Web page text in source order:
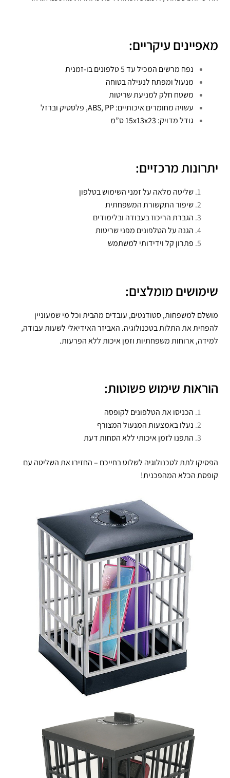
מאפיינים עיקריים:
נפח מרשים המכיל עד 5 טלפונים בו-זמנית
מנעול ומפתח לנעילה בטוחה
משטח חלק למניעת שריטות
עשויה מחומרים איכותיים: ABS, PP, פלסטיק וברזל
גודל מדויק: 15x13x23 ס”מ
יתרונות מרכזיים:
שליטה מלאה על זמני השימוש בטלפון
שיפור התקשורת המשפחתית
הגברת הריכוז בעבודה ובלימודים
הגנה על הטלפונים מפני שריטות
פתרון קל וידידותי למשתמש
שימושים מומלצים:
מושלם למשפחות, סטודנטים, עובדים מהבית וכל מי שמעוניין
להפחית את התלות בטכנולוגיה. האביזר האידיאלי לשעות עבודה,
למידה, ארוחות משפחתיות וזמן איכות ללא הפרעות.
הוראות שימוש פשוטות:
הכניסו את הטלפונים לקופסה
נעלו באמצעות המנעול המצורף
התפנו לזמן איכותי ללא הסחות דעת
הפסיקו לתת לטכנולוגיה לשלוט בחייכם – החזירו את השליטה עם
קופסת הכלא המהפכנית!